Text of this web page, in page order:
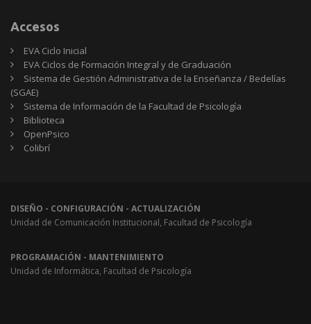
Accesos
EVA Ciclo Inicial
EVA Ciclos de Formación Integral y de Graduación
Sistema de Gestión Administrativa de la Enseñanza / Bedelías
(SGAE)
Sistema de Información de la Facultad de Psicología
Biblioteca
OpenPsico
Colibrí
DISEÑO - CONFIGURACIÓN - ACTUALIZACIÓN
Unidad de Comunicación Institucional, Facultad de Psicología
PROGRAMACIÓN - MANTENIMIENTO
Unidad de Informática, Facultad de Psicología